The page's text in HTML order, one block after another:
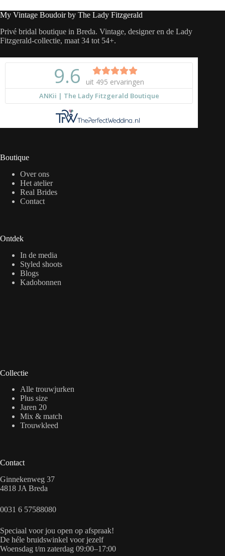
My Vintage Boudoir by The Lady Fitzgerald
Privé bridal boutique in Breda. Vintage, designer en de Lady
Fitzgerald-collectie, maat 34 tot 54+.
Boutique
Over ons
Het atelier
Real Brides
Contact
Ontdek
In de media
Styled shoots
Blogs
Kadobonnen
Collectie
Alle trouwjurken
Plus size
Jaren 20
Mix & match
Trouwkleed
Contact
Ginnekenweg 37
4818 JA Breda
0031 6 57588080
Speciaal voor jou open op afspraak!
De héle bruidswinkel voor jezelf
Woensdag t/m zaterdag 09:00–17:00